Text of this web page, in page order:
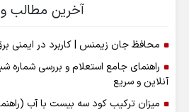
آخرین مطالب
محافظ جان زیمنس | کاربرد در ایمنی
راهنمای جامع استعلام و بررسی شماره
آنلاین و سریع
میزان ترکیب کود سه بیست با آب